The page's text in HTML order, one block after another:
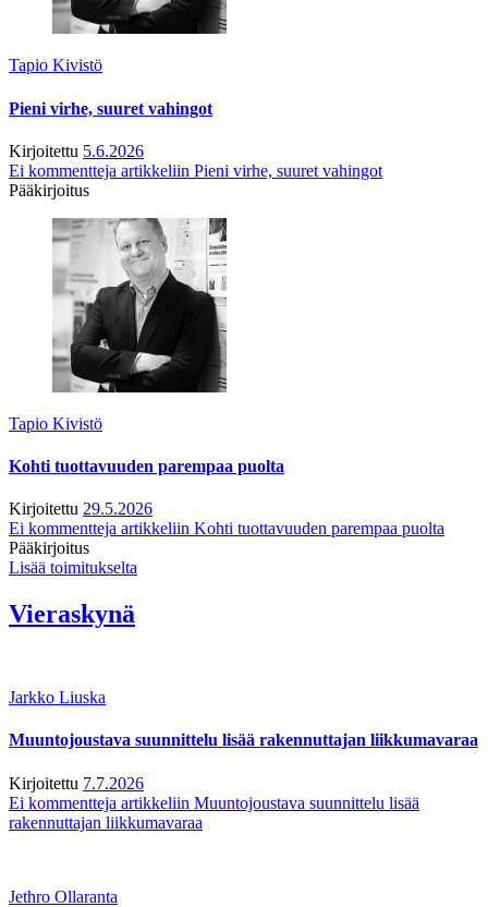
Tapio Kivistö
Pieni virhe, suuret vahingot
Kirjoitettu 5.6.2026
Ei kommentteja artikkeliin Pieni virhe, suuret vahingot
Pääkirjoitus
Tapio Kivistö
Kohti tuottavuuden parempaa puolta
Kirjoitettu 29.5.2026
Ei kommentteja artikkeliin Kohti tuottavuuden parempaa puolta
Pääkirjoitus
Lisää toimitukselta
Vieraskynä
Jarkko Liuska
Muuntojoustava suunnittelu lisää rakennuttajan liikkumavaraa
Kirjoitettu 7.7.2026
Ei kommentteja artikkeliin Muuntojoustava suunnittelu lisää
rakennuttajan liikkumavaraa
Jethro Ollaranta